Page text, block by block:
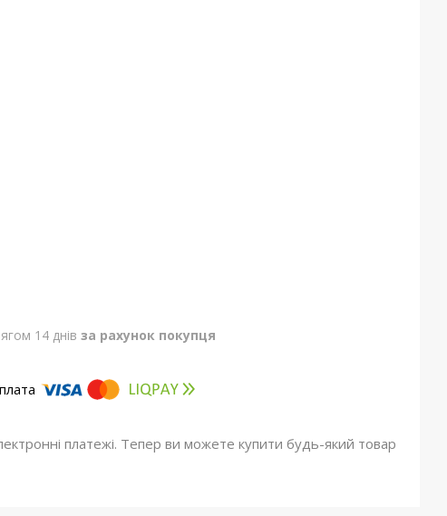
14 днів за рахунок покупця
платежі. Тепер ви можете купити будь-який товар